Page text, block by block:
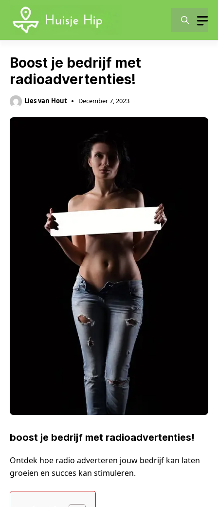
content
Boost je bedrijf met
radioadvertenties!
Lies van Hout December 7, 2023
boost je bedrijf met radioadvertenties!
Ontdek hoe radio adverteren jouw bedrijf kan laten
groeien en succes kan stimuleren.